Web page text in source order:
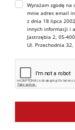
Wyrażam zgodę
mnie adres email
z dnia 18 lipca
innych informacji i
Jastrzębia 2, 05-
Ul. Przechodnia